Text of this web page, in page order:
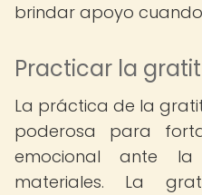
brindar apoyo
Practicar la
La práctica de la
poderosa para
emocional ante
materiales. La